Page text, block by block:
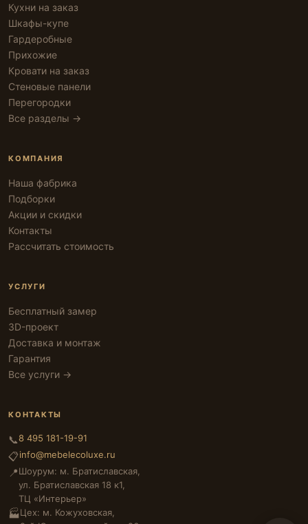
Кухни на заказ
Шкафы-купе
Гардеробные
Прихожие
Кровати на заказ
Стеновые панели
Перегородки
Все разделы →
КОМПАНИЯ
Наша фабрика
Подборки
Акции и скидки
Контакты
Рассчитать стоимость
УСЛУГИ
Бесплатный замер
3D-проект
Доставка и монтаж
Гарантия
Все услуги →
КОНТАКТЫ
📞8 495 181-19-91
📋info@mebelecoluxe.ru
📍Шоурум: м. Братиславская,
ул. Братиславская 18 к1,
ТЦ «Интерьер»
🏭Цех: м. Кожуховская,